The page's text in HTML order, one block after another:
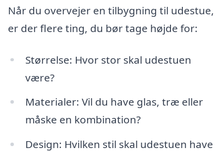
Når du overvejer en tilbygning til udestue,
er der flere ting, du bør tage højde for:
Størrelse: Hvor stor skal udestuen
være?
Materialer: Vil du have glas, træ eller
måske en kombination?
Design: Hvilken stil skal udestuen have